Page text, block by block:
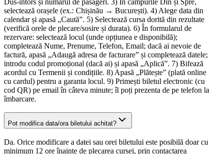
selectează orașele (ex.: Chișinău → București). 4) Alege data din
calendar și apasă „Caută”. 5) Selectează cursa dorită din rezultate
(verifică orele de plecare/sosire și durata). 6) În formularul de
rezervare: selectează locul (unde opțiunea e disponibilă);
completează Nume, Prenume, Telefon, Email; dacă ai nevoie de
factură, apasă „Adaugă adresa de facturare” și completează datele;
introdu codul promoțional (dacă ai) și apasă „Aplică”. 7) Bifează
acordul cu Termenii și condițiile. 8) Apasă „Plătește” (plată online
cu cardul) pentru a garanta locul. 9) Primești biletul electronic (cu
cod QR) pe email în câteva minute; îl poți prezenta de pe telefon la
îmbarcare.
Pot modifica data/ora biletului achitat?
Da. Orice modificare a datei sau orei biletului este posibilă doar cu
minimum 12 ore înainte de plecarea cursei, prin contactarea